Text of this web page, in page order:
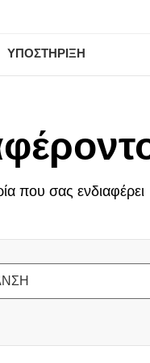
ΥΠΟΣΤΗΡΙΞΗ
που σας ενδιαφέρει